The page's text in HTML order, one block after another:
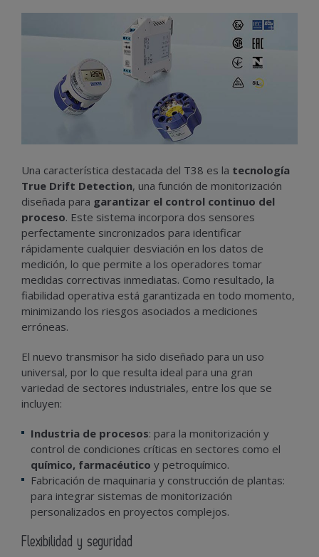
Una característica destacada del T38 es la tecnología
True Drift Detection, una función de monitorización
diseñada para garantizar el control continuo del
proceso. Este sistema incorpora dos sensores
perfectamente sincronizados para identificar
rápidamente cualquier desviación en los datos de
medición, lo que permite a los operadores tomar
medidas correctivas inmediatas. Como resultado, la
fiabilidad operativa está garantizada en todo momento,
minimizando los riesgos asociados a mediciones
erróneas.
El nuevo transmisor ha sido diseñado para un uso
universal, por lo que resulta ideal para una gran
variedad de sectores industriales, entre los que se
incluyen:
Industria de procesos: para la monitorización y
control de condiciones críticas en sectores como el
químico, farmacéutico y petroquímico.
Fabricación de maquinaria y construcción de plantas:
para integrar sistemas de monitorización
personalizados en proyectos complejos.
Flexibilidad y seguridad